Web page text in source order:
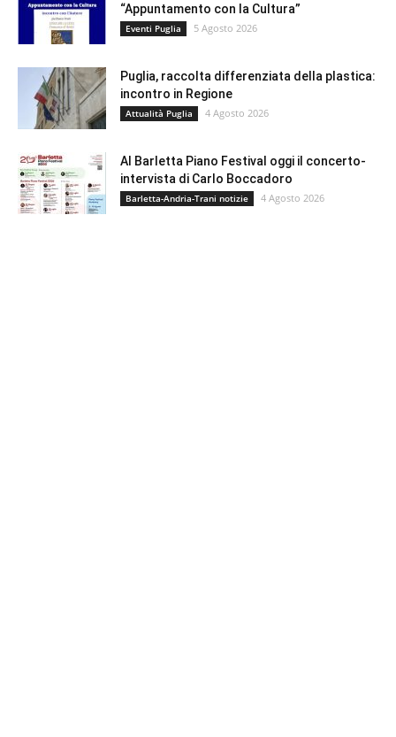
“Appuntamento con la Cultura”
Eventi Puglia 5 Agosto 2026
Puglia, raccolta differenziata della plastica:
incontro in Regione
Attualità Puglia 4 Agosto 2026
Al Barletta Piano Festival oggi il concerto-
intervista di Carlo Boccadoro
Barletta-Andria-Trani notizie 4 Agosto 2026